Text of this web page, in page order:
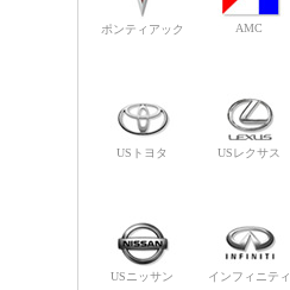
ポンティアック AMC
USトヨタ USレクサス
USニッサン インフィニティ